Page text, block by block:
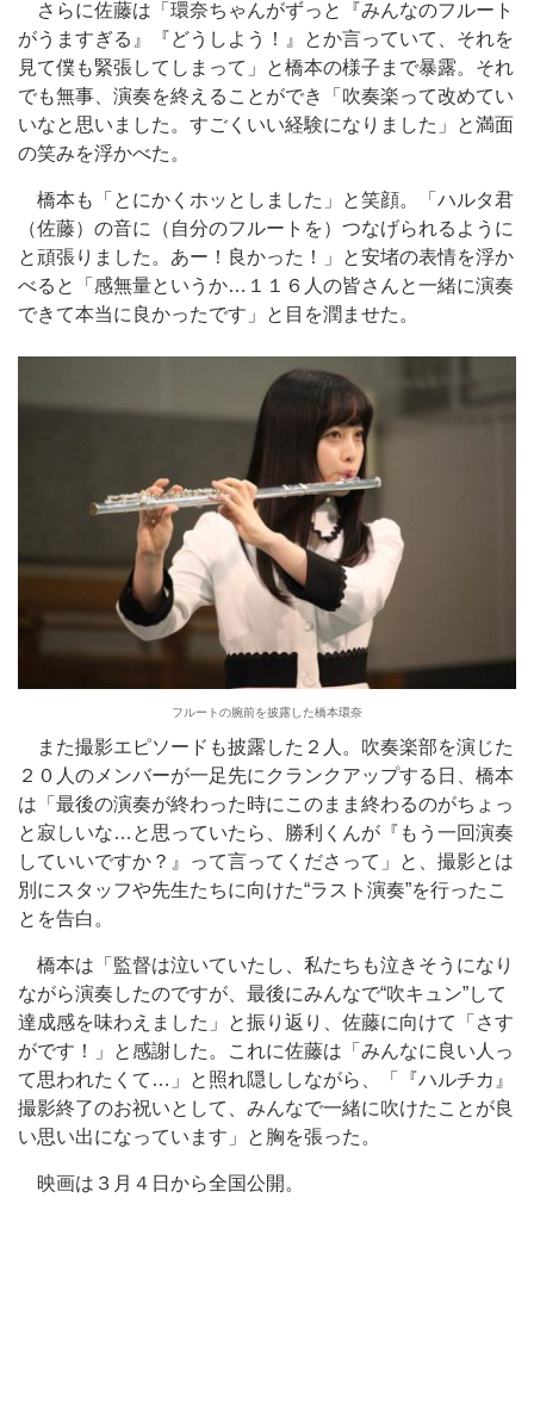
さらに佐藤は「環奈ちゃんがずっと『みんなのフルート
がうますぎる』『どうしよう！』とか言っていて、それを
見て僕も緊張してしまって」と橋本の様子まで暴露。それ
でも無事、演奏を終えることができ「吹奏楽って改めてい
いなと思いました。すごくいい経験になりました」と満面
の笑みを浮かべた。
橋本も「とにかくホッとしました」と笑顔。「ハルタ君
（佐藤）の音に（自分のフルートを）つなげられるように
と頑張りました。あー！良かった！」と安堵の表情を浮か
べると「感無量というか…１１６人の皆さんと一緒に演奏
できて本当に良かったです」と目を潤ませた。
フルートの腕前を披露した橋本環奈
また撮影エピソードも披露した２人。吹奏楽部を演じた
２０人のメンバーが一足先にクランクアップする日、橋本
は「最後の演奏が終わった時にこのまま終わるのがちょっ
と寂しいな…と思っていたら、勝利くんが『もう一回演奏
していいですか？』って言ってくださって」と、撮影とは
別にスタッフや先生たちに向けた“ラスト演奏”を行ったこ
とを告白。
橋本は「監督は泣いていたし、私たちも泣きそうになり
ながら演奏したのですが、最後にみんなで“吹キュン”して
達成感を味わえました」と振り返り、佐藤に向けて「さす
がです！」と感謝した。これに佐藤は「みんなに良い人っ
て思われたくて…」と照れ隠ししながら、「『ハルチカ』
撮影終了のお祝いとして、みんなで一緒に吹けたことが良
い思い出になっています」と胸を張った。
映画は３月４日から全国公開。